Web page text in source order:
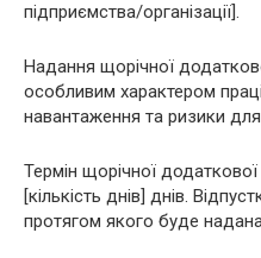
підприємства/організації].
Надання щорічної
особливим характером
навантаження та ризики
Термін щорічної
[кількість днів] днів.
протягом якого буде